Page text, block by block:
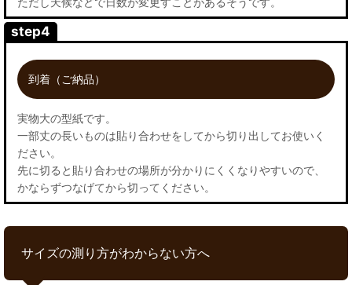
step4
到着（ご納品）
実物大の型紙です。
一部丈の長いものは貼り合わせをしてから切り出してお使いく
ださい。
先に切ると貼り合わせの場所が分かりにくくなりやすいので、
かならずつなげてから切ってください。
サイズの測り方がわからない方へ